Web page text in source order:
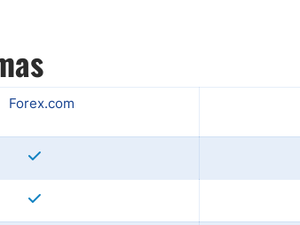
Libre (MELI)
las Acciones